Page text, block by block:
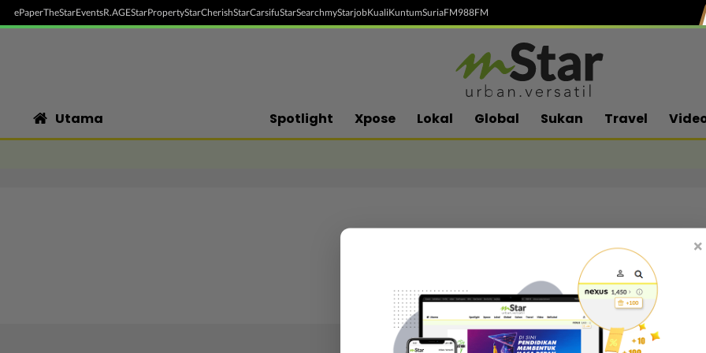
ePaperTheStarEventsR.AGEStarPropertyStarCherishStarCarsifuStarSearchmyStarjobKualiKuntumSuriaFM988FM
Utama Spotlight Xpose Lokal Global Sukan Travel
Follow media sosial kami
×